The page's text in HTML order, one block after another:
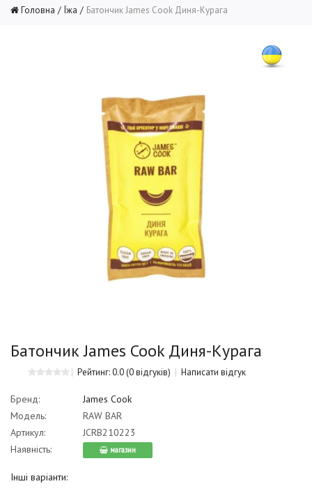
Головна Їжа Батончик James Cook Диня-Курага
Батончик James Cook Диня-Курага
Рейтинг: 0.0(0 відгуків) Написати відгук
Бренд:
James Cook
Модель:
RAW BAR
Артикул:
JCRB210223
Наявність:
магазин
Інші варіанти: